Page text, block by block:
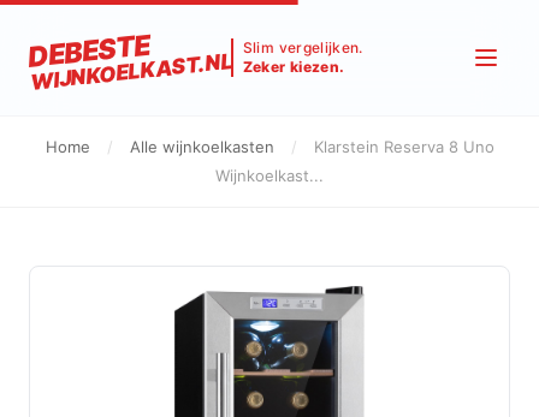
DEBESTE
WIJNKOELKAST.NL
Slim vergelijken.
Zeker kiezen.
Home / Alle wijnkoelkasten /
Klarstein Reserva 8 Uno
Wijnkoelkast...